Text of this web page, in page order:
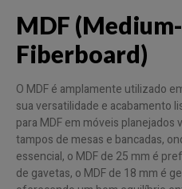
MDF
Fiberboard)
O MDF é amplamente utilizado
sua versatilidade e acabamento
para MDF em móveis planejados
tampos de mesas e bancadas,
essencial, o MDF de 25 mm é
de gavetas, o MDF de 18 mm é